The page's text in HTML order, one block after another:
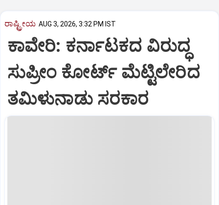
ರಾಷ್ಟ್ರೀಯ AUG 3, 2026, 3:32 PM IST
ಕಾವೇರಿ: ಕರ್ನಾಟಕದ ವಿರುದ್ಧ
ಸುಪ್ರೀಂ ಕೋರ್ಟ್‌ ಮೆಟ್ಟಿಲೇರಿದ
ತಮಿಳುನಾಡು ಸರಕಾರ